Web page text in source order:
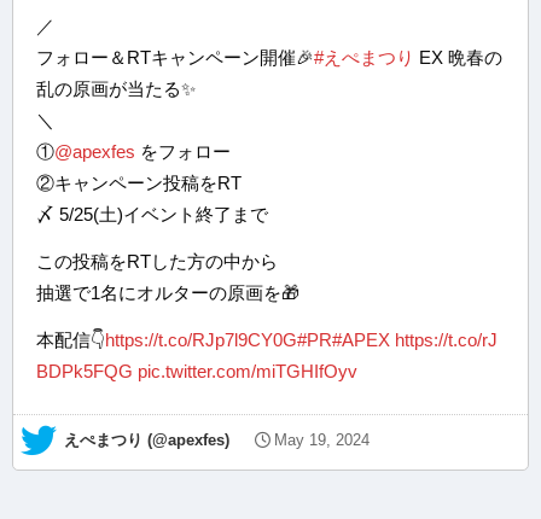
／
フォロー＆RTキャンペーン開催🎉#えぺまつり EX 晩春の
乱の原画が当たる✨
＼
①@apexfes をフォロー
②キャンペーン投稿をRT
〆 5/25(土)イベント終了まで
この投稿をRTした方の中から
抽選で1名にオルターの原画を🎁
本配信👇https://t.co/RJp7l9CY0G#PR#APEX https://t.co/rJ
BDPk5FQG pic.twitter.com/miTGHIfOyv
— えぺまつり (@apexfes) May 19, 2024